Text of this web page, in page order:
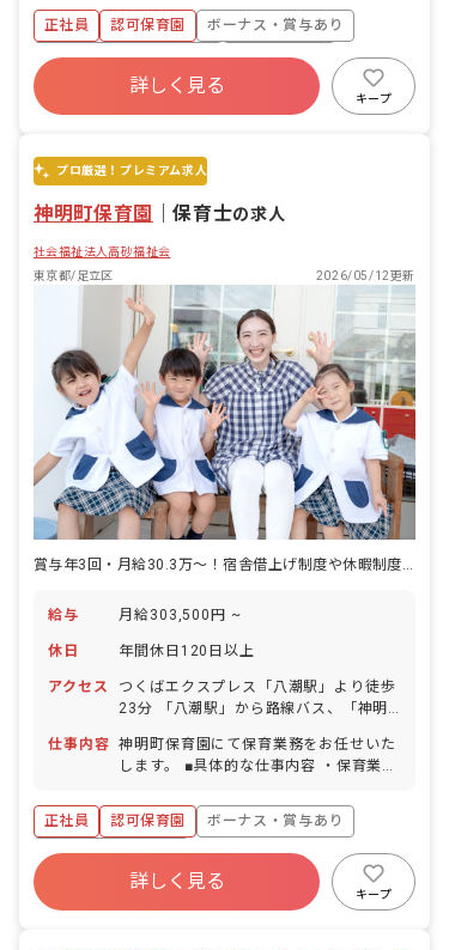
内訳 園長1名、事務長1名、保育士22
名、看護師1名、栄養士1名、調理員3
名、用務員1名、嘱託医、パート職員10
名 1クラスあたり約1～3名の職員で担当
しています。 ■特徴 当園には園庭が3つ
あり（幼児園庭660㎡、乳児専用園庭90
を多く取りながら年齢に応じた様々な遊
びを行なっています。
正社員 認可保育園
ボーナス・賞与あり
寮・住宅・家賃補助あり
社会保険完備
福利厚生充実
退職金制度
詳しく見る
キープ
プロ厳選！プレミアム求人
神明町保育園 ｜保育士の求人
社会福祉法人高砂福祉会
東京都/足立区
2026/05/12更新
給与 月給303,500円 ~
休日 年間休日120日以上
アクセス
つくばエクスプレス「八潮駅」より徒歩
23分 「八潮駅」から路線バス、「神明
エリアにあります。 ※近くにはスーパ
ー、100円ショップ、ホームセンターも
す。
仕事内容 神明町保育園にて保育業務をお任せいた
します。 ■具体的な仕事内容 ・保育業務
正社員
認可保育園
ボーナス・賞与あり
年間休日120日以上
寮・住宅・家賃補助あり
社会保険完備
詳しく見る
キープ